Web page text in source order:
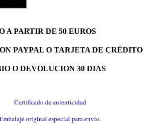
A PARTIR DE 50 EUROS
PAYPAL O TARJETA DE CRÉDITO
O DEVOLUCION 30 DIAS
Certificado de autenticidad
Embalaje original especial para envío.